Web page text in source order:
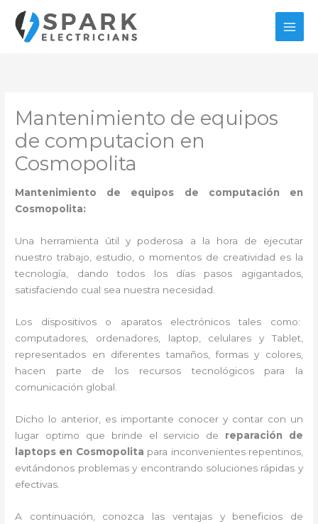
contenido
Mantenimiento de equipos
de computacion en
Cosmopolita
Mantenimiento de equipos de computación en
Cosmopolita:
Una herramienta útil y poderosa a la hora de ejecutar
nuestro trabajo, estudio, o momentos de creatividad es la
tecnología, dando todos los días pasos agigantados,
satisfaciendo cual sea nuestra necesidad.
Los dispositivos o aparatos electrónicos tales como:
computadores, ordenadores, laptop, celulares y Tablet,
representados en diferentes tamaños, formas y colores,
hacen parte de los recursos tecnológicos para la
comunicación global.
Dicho lo anterior, es importante conocer y contar con un
lugar optimo que brinde el servicio de reparación de
laptops en Cosmopolita para inconvenientes repentinos,
evitándonos problemas y encontrando soluciones rápidas y
efectivas.
A continuación, conozca las ventajas y beneficios de